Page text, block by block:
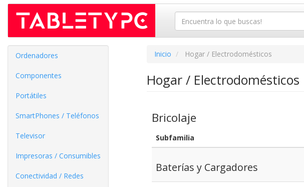
Ordenadores
Componentes
Portátiles
SmartPhones / Teléfonos
Televisor
Impresoras / Consumibles
Conectividad / Redes
Inicio Hogar / Electrodomésticos
Hogar / Electrodomésticos
Bricolaje
Subfamilia
Baterías y Cargadores